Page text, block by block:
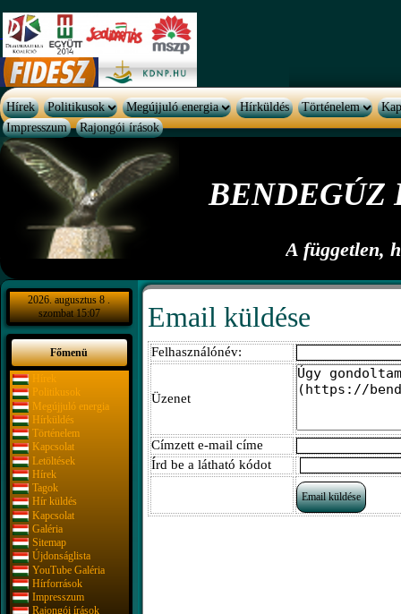
Hírek Politikusok Megújjuló energia Hírküldés Történelem
Impresszum
Rajongói írások
BENDEGÚZ
A független,
2026. augusztus 8 .
szombat 15:07
Főmenü
Hírek
Politikusok
Megújjuló energia
Hírküldés
Történelem
Kapcsolat
Letöltések
Hírek
Tagok
Hír küldés
Kapcsolat
Galéria
Sitemap
Újdonságlista
YouTube Galéria
Hírforrások
Impresszum
Rajongói írások
Email küldése
Felhasználónév:
Üzenet
Címzett e-mail címe
Írd be a látható kódot